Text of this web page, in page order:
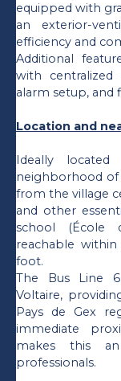
equipped with
an exterior-
efficiency and
Additional
with centralized
alarm setup,
Location and
Ideally
neighborhood of
from the village
and other
school (École
reachable
foot.
The Bus Line
Voltaire,
Pays de Gex
immediate
makes this
professionals.